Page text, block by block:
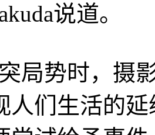
说道。
局势时，摄
人们生活的